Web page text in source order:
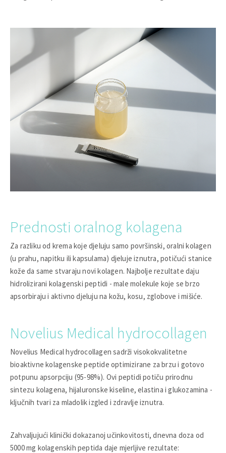
Prednosti oralnog kolagena
Za razliku od krema koje djeluju samo površinski, oralni kolagen
(u prahu, napitku ili kapsulama) djeluje iznutra, potičući stanice
kože da same stvaraju novi kolagen. Najbolje rezultate daju
hidrolizirani kolagenski peptidi - male molekule koje se brzo
apsorbiraju i aktivno djeluju na kožu, kosu, zglobove i mišiće.
Novelius Medical hydrocollagen
Novelius Medical hydrocollagen sadrži visokokvalitetne
bioaktivne kolagenske peptide optimizirane za brzu i gotovo
potpunu apsorpciju (95-98%). Ovi peptidi potiču prirodnu
sintezu kolagena, hijaluronske kiseline, elastina i glukozamina -
ključnih tvari za mladolik izgled i zdravlje iznutra.
Zahvaljujući klinički dokazanoj učinkovitosti, dnevna doza od
5000 mg kolagenskih peptida daje mjerljive rezultate: